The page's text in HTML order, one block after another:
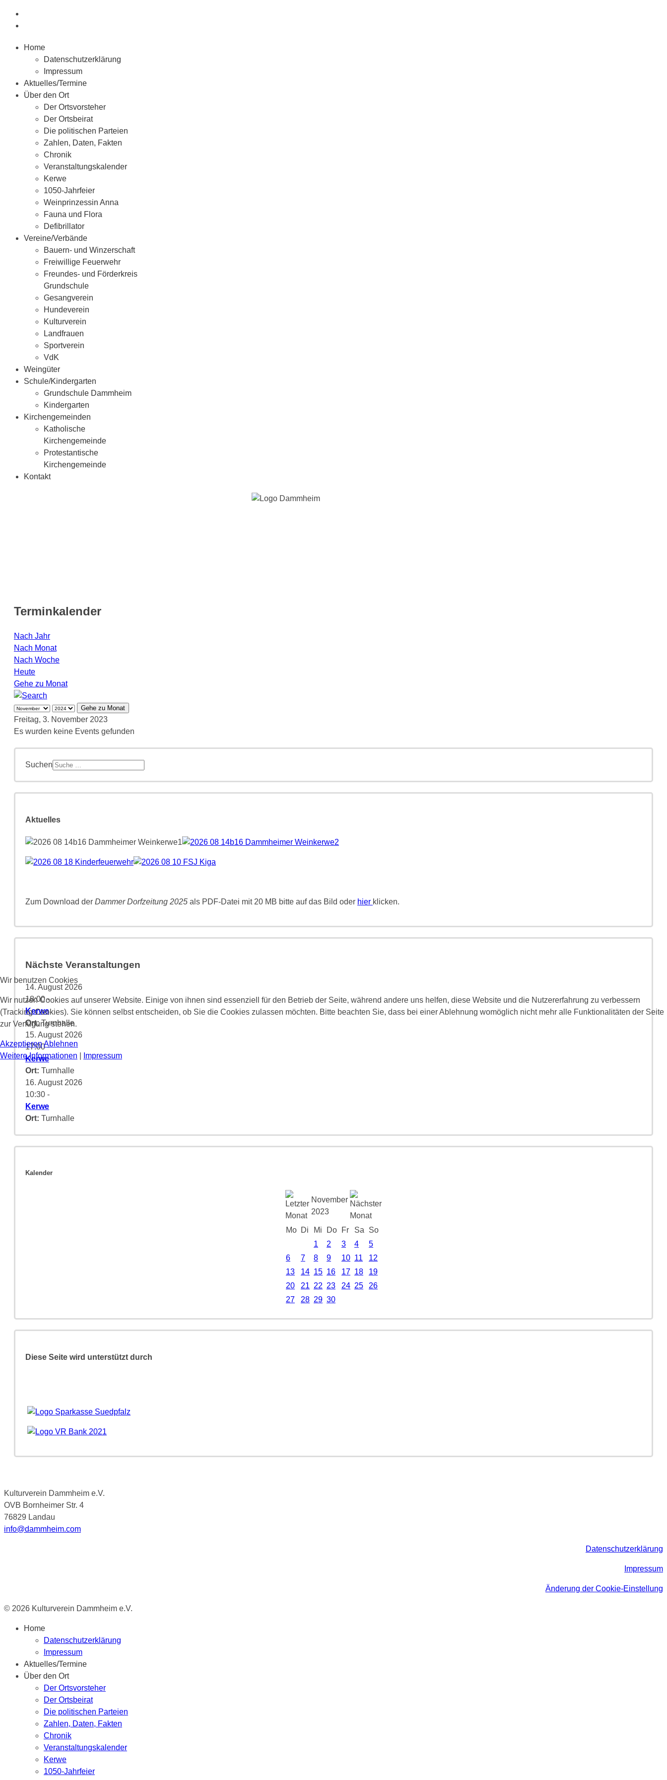
Home
Datenschutzerklärung
Impressum
Aktuelles/Termine
Über den Ort
Der Ortsvorsteher
Der Ortsbeirat
Die politischen Parteien
Zahlen, Daten, Fakten
Chronik
Veranstaltungskalender
Kerwe
1050-Jahrfeier
Weinprinzessin Anna
Fauna und Flora
Defibrillator
Vereine/Verbände
Bauern- und Winzerschaft
Freiwillige Feuerwehr
Freundes- und Förderkreis
Grundschule
Gesangverein
Hundeverein
Kulturverein
Landfrauen
Sportverein
VdK
Weingüter
Schule/Kindergarten
Grundschule Dammheim
Kindergarten
Kirchengemeinden
Katholische
Kirchengemeinde
Protestantische
Kirchengemeinde
Kontakt
Terminkalender
Nach Jahr
Nach Monat
Nach Woche
Heute
Gehe zu Monat
Gehe zu Monat
Freitag, 3. November 2023
Es wurden keine Events gefunden
Suchen
Aktuelles
Zum Download der Dammer Dorfzeitung 2025 als PDF-Datei mit 20 MB bitte auf das Bild oder hier klicken.
Nächste Veranstaltungen
14. August 2026
18:00-
Kerwe
Ort:Turnhalle
15. August 2026
17:00-
Kerwe
Ort: Turnhalle
16. August 2026
10:30 -
Kerwe
Ort: Turnhalle
Kalender
November
2023
Mo Di Mi Do Fr Sa
So
1
2 3 4
5
6
7 8 9 10 11
12
13
14 15 16 17 18
19
20
21 22 23 24 25
26
27
28 29 30
Diese Seite wird unterstützt durch
Kulturverein Dammheim e.V.
OVB Bornheimer Str. 4
76829 Landau
info@dammheim.com
Datenschutzerklärung
Impressum
Änderung der Cookie-Einstellung
© 2026 Kulturverein Dammheim e.V.
Home
Datenschutzerklärung
Impressum
Aktuelles/Termine
Über den Ort
Der Ortsvorsteher
Der Ortsbeirat
Die politischen Parteien
Zahlen, Daten, Fakten
Chronik
Veranstaltungskalender
Kerwe
1050-Jahrfeier
Wir benutzen Cookies
Wir nutzen Cookies auf unserer Website. Einige von ihnen sind essenziell für den Betrieb der Seite, während andere uns helfen, diese Website und die Nutzererfahrung zu verbessern
(Tracking Cookies). Sie können selbst entscheiden, ob Sie die Cookies zulassen möchten. Bitte beachten Sie, dass bei einer Ablehnung womöglich nicht mehr alle Funktionalitäten der Seite
zur Verfügung stehen.
AkzeptierenAblehnen
Weitere Informationen
Impressum